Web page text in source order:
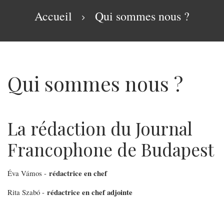
d'Ariane
Accueil Qui sommes nous ?
Qui sommes nous ?
Qui
sommes
nous
?
La rédaction du Journal
Francophone de Budapest
Éva Vámos - rédactrice en chef
Rita Szabó - rédactrice en chef adjointe